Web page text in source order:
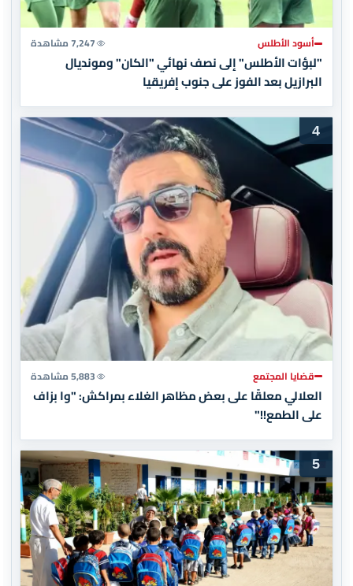
أسود الأطلس 7,247 مشاهدة
"لبؤات الأطلس" إلى نصف نهائي "الكان" ومونديال
البرازيل بعد الفوز على جنوب إفريقيا
4
قضايا المجتمع 5,883 مشاهدة
العلالي معلقًا على بعض مظاهر الغلاء بمراكش: "وا بزاف
على الطمع!!"
5